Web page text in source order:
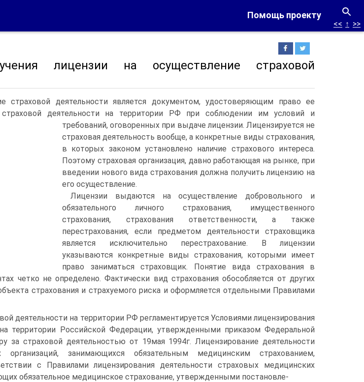
Помощь проекту
<< ↑ >>
лицензии на осуществление страховой
страховой деятельности является документом, удостоверяющим право ее
деятельности на территории РФ при соблюдении им условий и
требований, оговоренных при выдаче лицензии. Лицензируется не
страховая деятельность вообще, а конкретные виды страхования,
в которых законом установлено наличие страхового интереса.
Поэтому страховая организация, давно работающая на рынке, при
введении нового вида страхования должна получить лицензию на
его осуществление.
Лицензии выдаются на осуществление добровольного и
обязательного личного страхования, имущественного
страхования, страхования ответственности, а также
перестрахования, если предметом деятельности страховщика
является исключительно перестрахование. В лицензии
указываются конкретные виды страхования, которыми имеет
право заниматься страховщик. Понятие вида страхования в
четко не определено. Фактически вид страхования обособляется от других
страхования и страхуемого риска и оформляется отдельными Правилами
деятельности на территории РФ регламентируется Условиями лицензирования
территории Российской Федерации, утвержденными приказом Федеральной
за страховой деятельностью от 19мая 1994г. Лицензирование деятельности
организаций, занимающихся обязательным медицинским страхованием,
с Правилами лицензирования деятельности страховых медицинских
обязательное медицинское страхование, утвержденными постановле-